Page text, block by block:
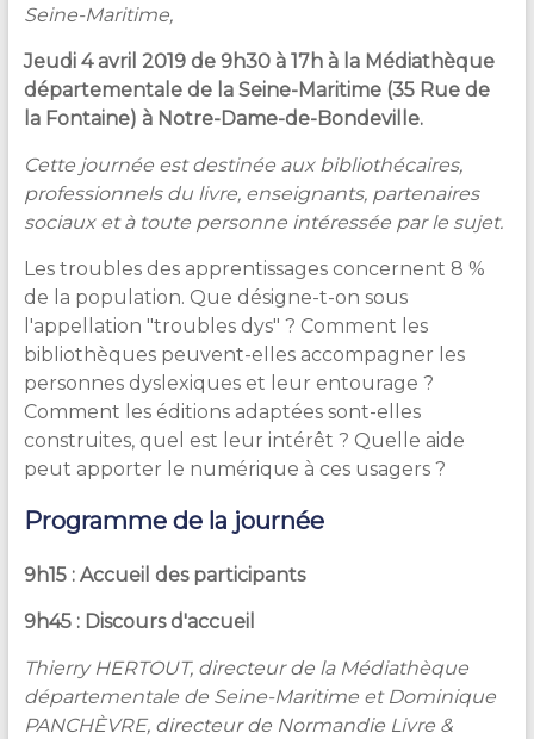
Seine-Maritime,
Jeudi 4 avril 2019 de 9h30 à 17h à la Médiathèque
départementale de la Seine-Maritime (35 Rue de
la Fontaine) à Notre-Dame-de-Bondeville.
Cette journée est destinée aux bibliothécaires,
professionnels du livre, enseignants, partenaires
sociaux et à toute personne intéressée par le sujet.
Les troubles des apprentissages concernent 8 %
de la population. Que désigne-t-on sous
l'appellation "troubles dys" ? Comment les
bibliothèques peuvent-elles accompagner les
personnes dyslexiques et leur entourage ?
Comment les éditions adaptées sont-elles
construites, quel est leur intérêt ? Quelle aide
peut apporter le numérique à ces usagers ?
Programme de la journée
9h15 : Accueil des participants
9h45 : Discours d'accueil
Thierry HERTOUT, directeur de la Médiathèque
départementale de Seine-Maritime et Dominique
PANCHÈVRE, directeur de Normandie Livre &